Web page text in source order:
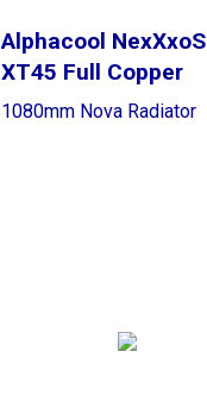
Alphacool NexXxoS
XT45 Full Copper
1080mm Nova Radiator